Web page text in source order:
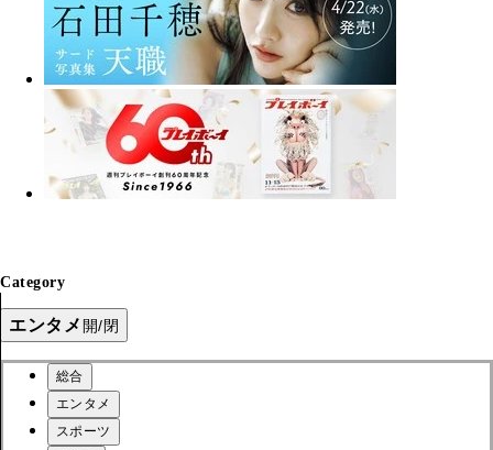
Category
エンタメ 開/閉
総合
エンタメ
スポーツ